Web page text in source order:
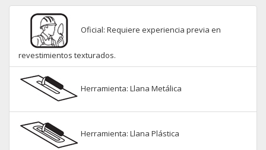
Oficial: Requiere experiencia previa en
revestimientos texturados.
Herramienta: Llana Metálica
Herramienta: Llana Plástica